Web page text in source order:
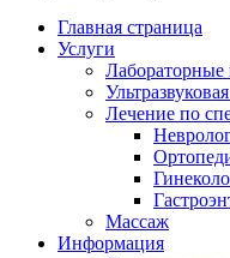
Главная страница
Услуги
Лабораторные
Лечение по
Массаж
Информация